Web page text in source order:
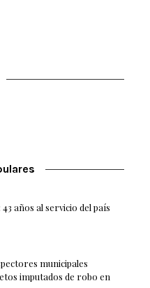
años al servicio del país
municipales
imputados de robo en